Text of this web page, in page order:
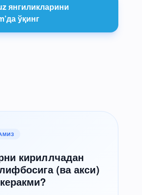
янгиликларини
ўқинг
кириллчадан
(ва акси)